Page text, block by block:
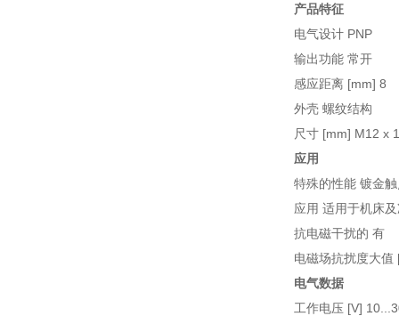
产品特征
电气设计 PNP
输出功能 常开
感应距离 [mm] 8
外壳 螺纹结构
尺寸 [mm] M12 x
应用
特殊的性能 镀金
应用 适用于机床
抗电磁干扰的 有
电磁场抗扰度大值
电气数据
工作电压 [V]